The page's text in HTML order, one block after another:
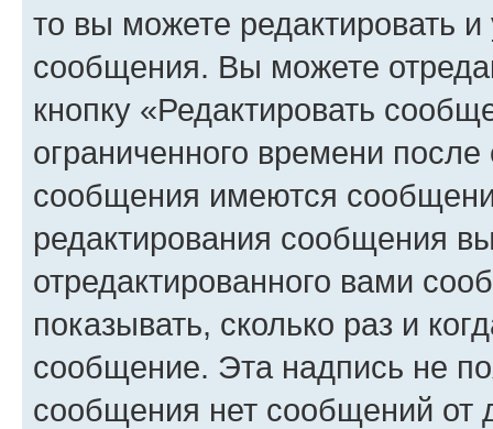
то вы можете редактировать
сообщения. Вы можете
кнопку «Редактировать
ограниченного времени
сообщения имеются
редактирования сообщения
отредактированного вами
показывать, сколько раз и
сообщение. Эта надпись не
сообщения нет сообщений от